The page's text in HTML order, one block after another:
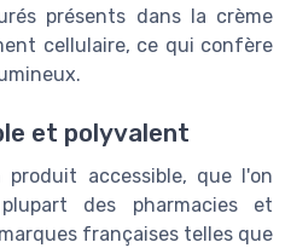
présents dans la crème
cellulaire, ce qui confère
et polyvalent
accessible, que l'on
des pharmacies et
françaises telles que